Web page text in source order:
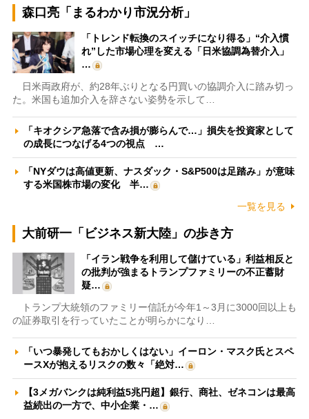
森口亮「まるわかり市況分析」
「トレンド転換のスイッチになり得る」“介入慣
れ”した市場心理を変える「日米協調為替介入」
…
日米両政府が、約28年ぶりとなる円買いの協調介入に踏み切っ
た。米国も追加介入を辞さない姿勢を示して…
「キオクシア急落で含み損が膨らんで…」損失を投資家として
の成長につなげる4つの視点 …
「NYダウは高値更新、ナスダック・S&P500は足踏み」が意味
する米国株市場の変化 半…
一覧を見る
大前研一「ビジネス新大陸」の歩き方
「イラン戦争を利用して儲けている」利益相反と
の批判が強まるトランプファミリーの不正蓄財
疑…
トランプ大統領のファミリー信託が今年1～3月に3000回以上も
の証券取引を行っていたことが明らかになり…
「いつ暴発してもおかしくはない」イーロン・マスク氏とスペ
ースXが抱えるリスクの数々「絶対…
【3メガバンクは純利益5兆円超】銀行、商社、ゼネコンは最高
益続出の一方で、中小企業・…